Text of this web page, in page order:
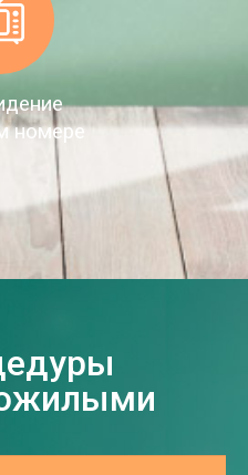
номере